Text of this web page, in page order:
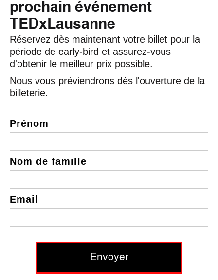
prochain événement
TEDxLausanne
Réservez dès maintenant votre billet pour la
période de early-bird et assurez-vous
d'obtenir le meilleur prix possible.
Nous vous préviendrons dès l'ouverture de la
billeterie.
Prénom
Nom de famille
Email